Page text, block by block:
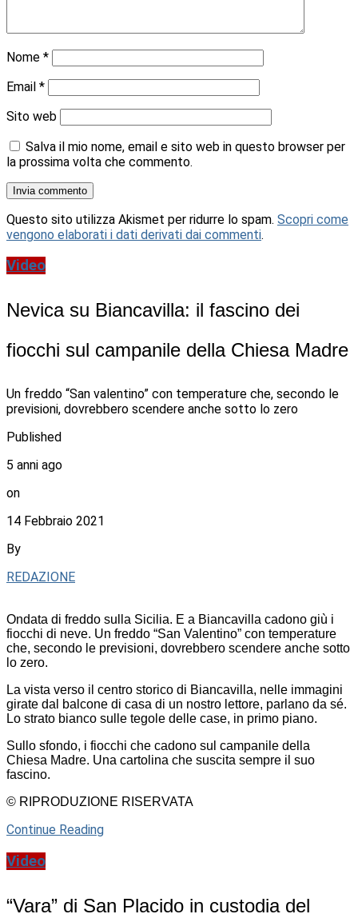
Nome *
Email *
Sito web
Salva il mio nome, email e sito web in questo browser per
la prossima volta che commento.
Questo sito utilizza Akismet per ridurre lo spam. Scopri come
vengono elaborati i dati derivati dai commenti.
Video
Nevica su Biancavilla: il fascino dei
fiocchi sul campanile della Chiesa Madre
Un freddo “San valentino” con temperature che, secondo le
previsioni, dovrebbero scendere anche sotto lo zero
Published
5 anni ago
on
14 Febbraio 2021
By
REDAZIONE
Ondata di freddo sulla Sicilia. E a Biancavilla cadono giù i
fiocchi di neve. Un freddo “San Valentino” con temperature
che, secondo le previsioni, dovrebbero scendere anche sotto
lo zero.
La vista verso il centro storico di Biancavilla, nelle immagini
girate dal balcone di casa di un nostro lettore, parlano da sé.
Lo strato bianco sulle tegole delle case, in primo piano.
Sullo sfondo, i fiocchi che cadono sul campanile della
Chiesa Madre. Una cartolina che suscita sempre il suo
fascino.
© RIPRODUZIONE RISERVATA
Continue Reading
Video
“Vara” di San Placido in custodia del